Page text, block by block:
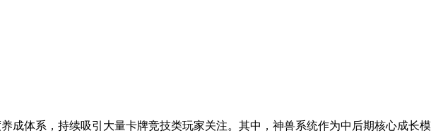
体系，持续吸引大量卡牌竞技类玩家关注。其中，神兽系统作为中后期核心成长模